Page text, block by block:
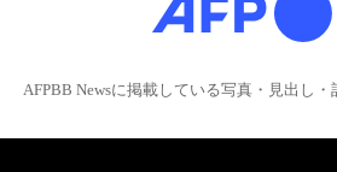
AFPBB Newsに掲載している写真・見出し